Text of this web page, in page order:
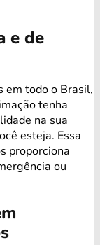
e de
em todo o Brasil,
tenha
na sua
esteja. Essa
proporciona
ou